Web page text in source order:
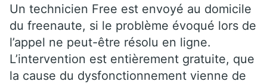
Un technicien Free est envoyé au domicile
du freenaute, si le problème évoqué lors de
l’appel ne peut-être résolu en ligne.
L’intervention est entièrement gratuite, que
la cause du dysfonctionnement vienne de